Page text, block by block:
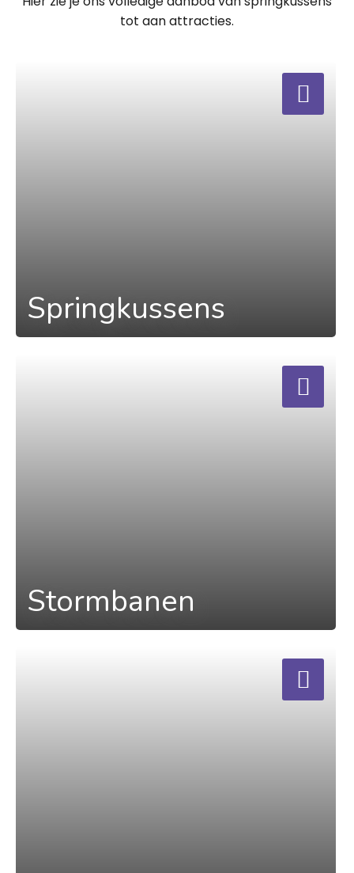
tot aan attracties.
Springkussens
Stormbanen